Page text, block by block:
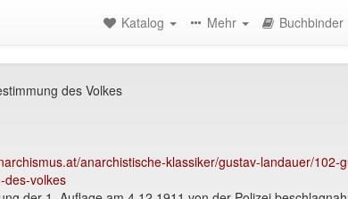
Katalog Mehr Buchbinder
des Volkes
anarchistische-klassiker/gustav-landauer/102-
des-volkes